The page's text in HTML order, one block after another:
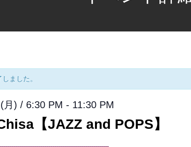
ました。
月) / 6:30 PM - 11:30 PM
【JAZZ and POPS】